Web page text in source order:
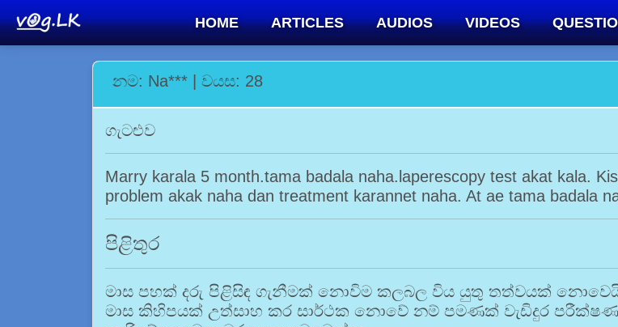
HOME ARTICLES AUDIOS VIDEOS
නම: Na*** | වයස: 28
ගැටළුව
Marry karala 5 month.tama badala naha.laperescopy test akat kala.
problem akak naha dan treatment karannet naha. At ae tama badala
පිළිතුර
මාස පහක් දරු පිළිසිඳ ගැනීමක් නොවිම කලබල විය යුතු තත්වයක්
මාස කිහිපයක් උත්සාහ කර සාර්ථක නොවේ නම් පමණක් වැඩිදුර පරීක්ෂණ